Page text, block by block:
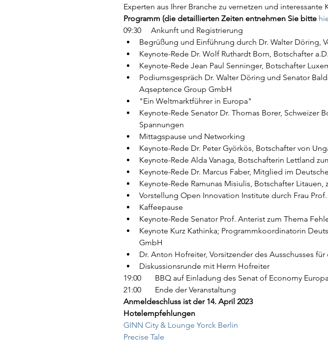
Experten aus Ihrer Branche zu vernetzen und interessante
Programm (die detaillierten Zeiten entnehmen Sie bitte
09:30     Ankunft und Registrierung
Begrüßung und Einführung durch Dr. Walter Döring,
Keynote-Rede Dr. Wolf Ruthardt Born, Botschafter
Keynote-Rede Jean Paul Senninger, Botschafter
Podiumsgespräch Dr. Walter Döring und Senator
Aqseptence Group GmbH
"Ein Weltmarktführer in Europa"
Keynote-Rede Senator Dr. Thomas Borer,
Spannungen
Mittagspause und Networking
Keynote-Rede Dr. Peter Györkös, Botschafter von
Keynote-Rede Alda Vanaga, Botschafterin Lettland
Keynote-Rede Dr. Marcus Faber, Mitglied im
Keynote-Rede Ramunas Misiulis, Botschafter
Vorstellung Open Innovation Institute durch Frau Prof.
Kaffeepause
Keynote-Rede Senator Prof. Anterist zum Thema
Keynote Kurz Kathinka; Programmkoordinatorin
GmbH
Dr. Anton Hofreiter, Vorsitzender des Ausschusses
Diskussionsrunde mit Herrn Hofreiter
19:00       BBQ auf Einladung des Senat of Economy
21:00       Ende der Veranstaltung
Anmeldeschluss ist der 14. April 2023
Hotelempfehlungen
GINN City & Lounge Yorck Berlin
Precise Tale